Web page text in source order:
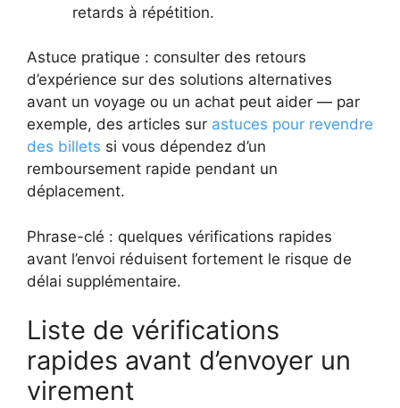
retards à répétition.
Astuce pratique : consulter des retours
d’expérience sur des solutions alternatives
avant un voyage ou un achat peut aider — par
exemple, des articles sur astuces pour revendre
des billets si vous dépendez d’un
remboursement rapide pendant un
déplacement.
Phrase-clé : quelques vérifications rapides
avant l’envoi réduisent fortement le risque de
délai supplémentaire.
Liste de vérifications
rapides avant d’envoyer un
virement